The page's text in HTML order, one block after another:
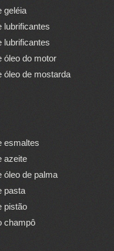
geléia
lubrificantes
lubrificantes
óleo do motor
óleo de mostarda
esmaltes
azeite
óleo de palma
pasta
pistão
champô